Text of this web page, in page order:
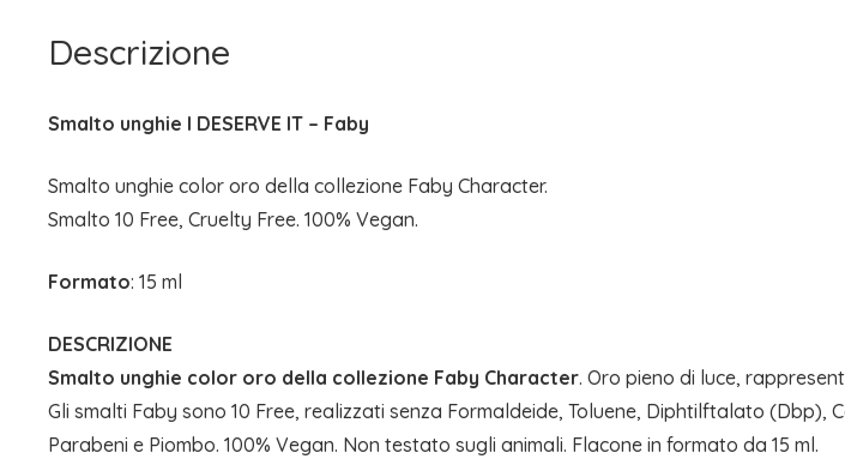
Descrizione
Smalto unghie I DESERVE IT – Faby
Smalto unghie color oro della collezione Faby Character.
Smalto 10 Free, Cruelty Free. 100% Vegan.
Formato: 15 ml
DESCRIZIONE
Smalto unghie color oro della collezione Faby Character. Oro pieno di luce,
Gli smalti Faby sono 10 Free, realizzati senza Formaldeide, Toluene, Diphtilftalato (Dbp),
Parabeni e Piombo. 100% Vegan. Non testato sugli animali. Flacone in formato da 15 ml.